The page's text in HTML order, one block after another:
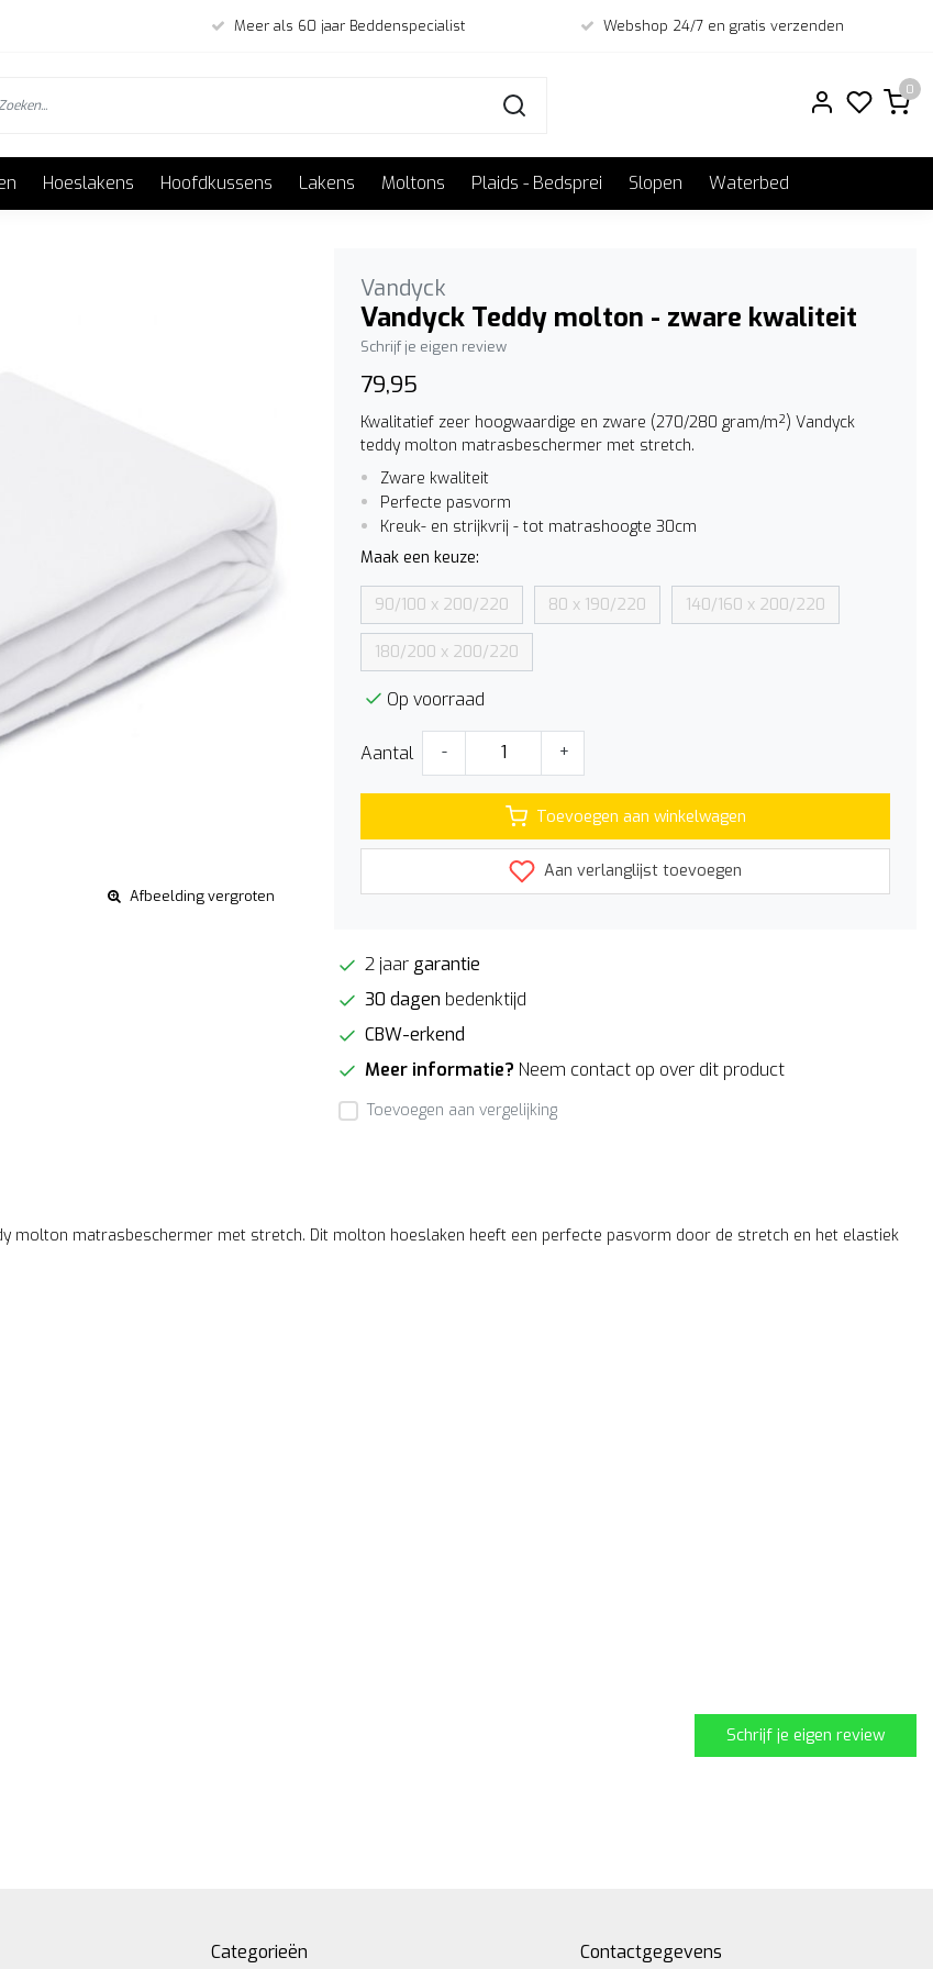
Meer als 60 jaar Beddenspecialist Webshop 24/7 en gratis verzenden
0
Hoeslakens Hoofdkussens Lakens Moltons Plaids - Bedsprei Slopen Waterbed
Afbeelding vergroten
Vandyck
Vandyck Teddy molton - zware kwaliteit
Schrijf je eigen review
79,95
Kwalitatief zeer hoogwaardige en zware (270/280 gram/m²) Vandyck
teddy molton matrasbeschermer met stretch.
Zware kwaliteit
Perfecte pasvorm
Kreuk- en strijkvrij - tot matrashoogte 30cm
Maak een keuze:
90/100 x 200/220 80 x 190/220 140/160 x 200/220
180/200 x 200/220
Op voorraad
Aantal - +
Toevoegen aan winkelwagen
Aan verlanglijst toevoegen
2 jaar garantie
30 dagen bedenktijd
CBW-erkend
Meer informatie? Neem contact op over dit product
Toevoegen aan vergelijking
molton matrasbeschermer met stretch. Dit molton hoeslaken heeft een perfecte pasvorm door de stretch en het elastiek
Schrijf je eigen review
Categorieën Contactgegevens